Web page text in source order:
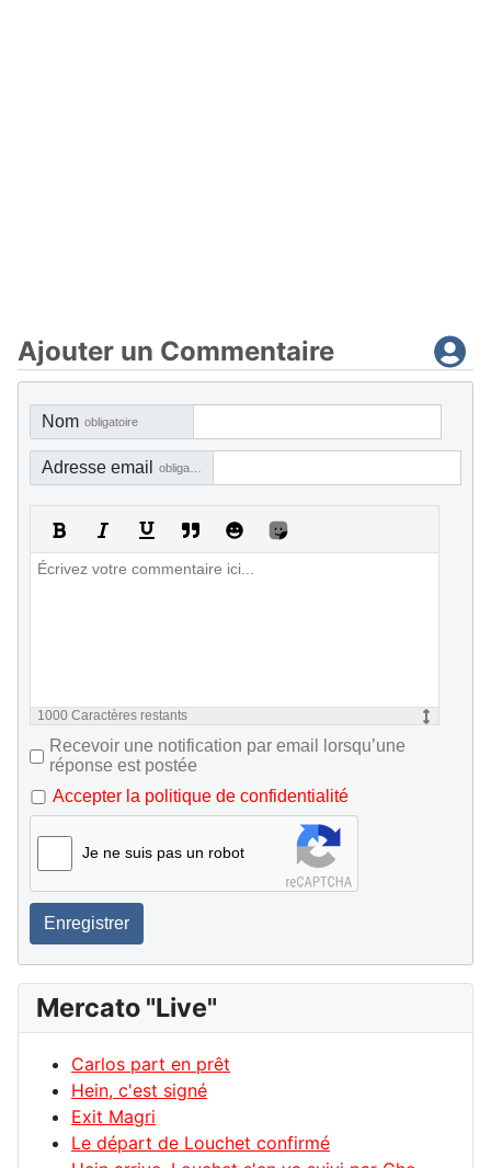
Ajouter un Commentaire
Nom obligatoire
Adresse email
1000 Caractères restants
Recevoir une notification par email lorsqu’une
réponse est postée
Accepter la politique de confidentialité
Je ne suis pas un robot
Enregistrer
Mercato "Live"
Carlos part en prêt
Hein, c'est signé
Exit Magri
Le départ de Louchet confirmé